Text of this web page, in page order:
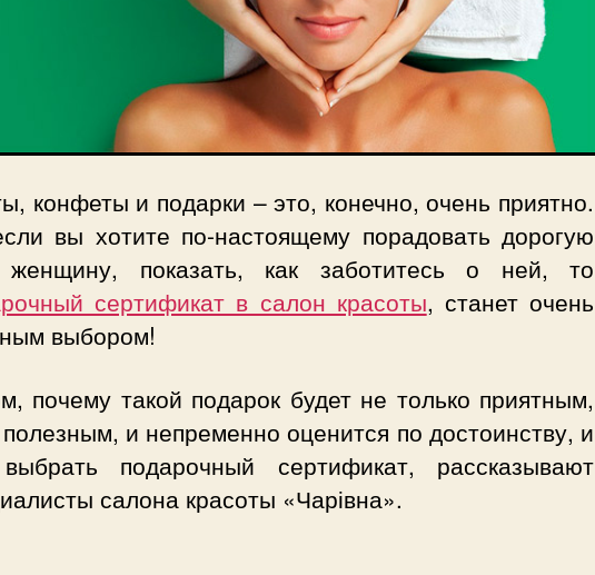
конфеты и подарки – это, конечно, очень приятно.
вы хотите по-настоящему порадовать дорогую
показать, как заботитесь о ней, то
сертификат в салон красоты, станет очень
выбором!
почему такой подарок будет не только приятным,
и непременно оценится по достоинству, и
подарочный сертификат, рассказывают
салона красоты «Чарівна».